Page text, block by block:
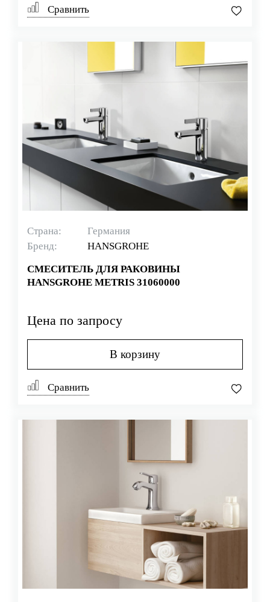
Сравнить
Страна:
Германия
Бренд:
HANSGROHE
СМЕСИТЕЛЬ ДЛЯ РАКОВИНЫ
HANSGROHE METRIS 31060000
Цена по запросу
В корзину
Сравнить